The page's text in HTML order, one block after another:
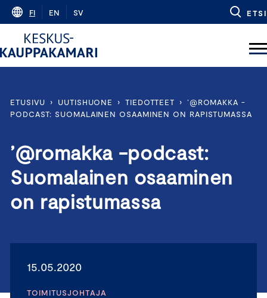
Skip
content
FI EN SV ETSI
ETUSIVU › UUTISHUONE › TIEDOTTEET › ’@ROMAKKA -
PODCAST: SUOMALAINEN OSAAMINEN ON RAPISTUMASSA
’@romakka -podcast:
Suomalainen osaaminen
on rapistumassa
15.05.2020
TOIMITUSJOHTAJA